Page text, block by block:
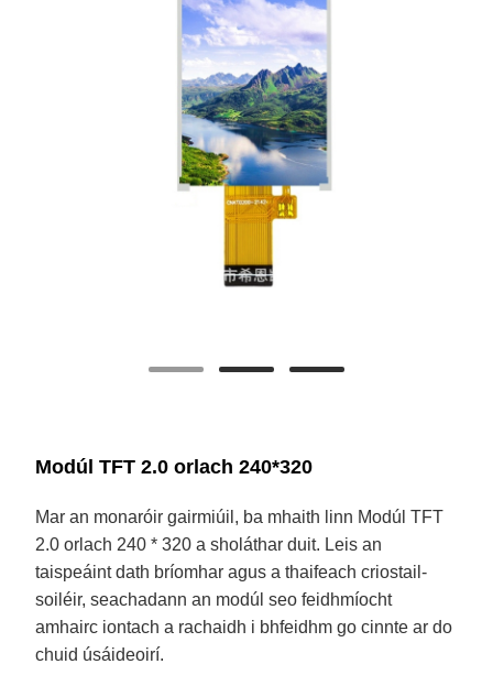
Modúl TFT 2.0 orlach 240*320
Mar an monaróir gairmiúil, ba mhaith linn Modúl TFT
2.0 orlach 240 * 320 a sholáthar duit. Leis an
taispeáint dath bríomhar agus a thaifeach criostail-
soiléir, seachadann an modúl seo feidhmíocht
amhairc iontach a rachaidh i bhfeidhm go cinnte ar do
chuid úsáideoirí.